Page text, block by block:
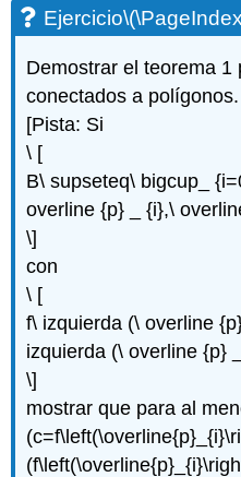
Ejercicio\
(\PageIndex{8}\)
Ejercicio\
(\PageIndex{8'}\)
Ejercicio\
(\PageIndex{8''}\)
(\PageIndex{9}\)
Ejercicio\
(\PageIndex{10}\)
(\PageIndex{10'}\)
Ejercicio
Demostrar el teorema 1
conectados a polígonos.
[Pista: Si
\ [
B\ supseteq\ bigcup_
overline {p} _ {i},\
\]
con
\ [
f\ izquierda (\ overline
izquierda (\ overline {p}
\]
mostrar que para al